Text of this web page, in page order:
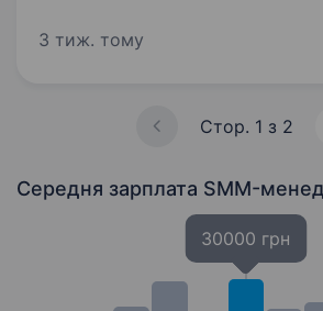
Ми будуємо не просто команду,
3 тиж. тому
Стор. 1 з 2
Середня зарплата SMM-
30000 грн